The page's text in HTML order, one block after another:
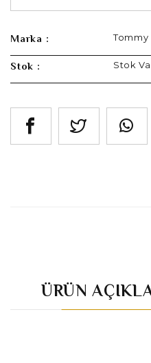
Marka :
Stok : Stok
ÜRÜN